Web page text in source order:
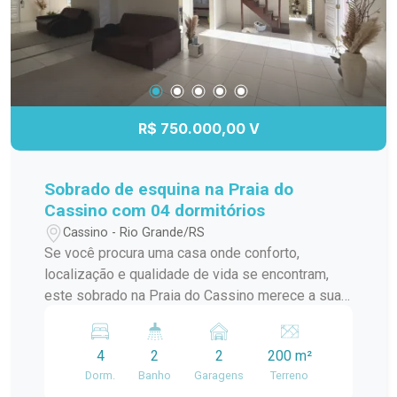
visita para conhecer seu novo apartamento!
R$ 750.000,00 V
Sobrado de esquina na Praia do
Cassino com 04 dormitórios
Cassino - Rio Grande/RS
Se você procura uma casa onde conforto,
localização e qualidade de vida se encontram,
este sobrado na Praia do Cassino merece a sua
região valorizada e com excelente infraestrutura
ao redor, o imóvel recebe ótima incidência de sol
durante todo o dia e está próximo de posto de
4
Dorm.
2
Banho
2
Garagens
200 m²
Terreno